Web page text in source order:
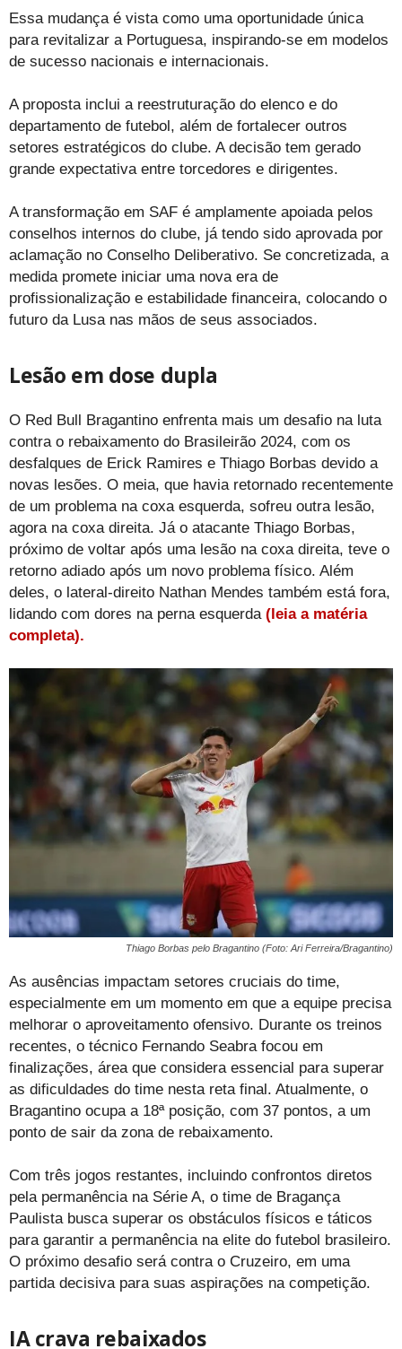
Essa mudança é vista como uma oportunidade única
para revitalizar a Portuguesa, inspirando-se em modelos
de sucesso nacionais e internacionais.
A proposta inclui a reestruturação do elenco e do
departamento de futebol, além de fortalecer outros
setores estratégicos do clube. A decisão tem gerado
grande expectativa entre torcedores e dirigentes.
A transformação em SAF é amplamente apoiada pelos
conselhos internos do clube, já tendo sido aprovada por
aclamação no Conselho Deliberativo. Se concretizada, a
medida promete iniciar uma nova era de
profissionalização e estabilidade financeira, colocando o
futuro da Lusa nas mãos de seus associados.
Lesão em dose dupla
O Red Bull Bragantino enfrenta mais um desafio na luta
contra o rebaixamento do Brasileirão 2024, com os
desfalques de Erick Ramires e Thiago Borbas devido a
novas lesões. O meia, que havia retornado recentemente
de um problema na coxa esquerda, sofreu outra lesão,
agora na coxa direita. Já o atacante Thiago Borbas,
próximo de voltar após uma lesão na coxa direita, teve o
retorno adiado após um novo problema físico. Além
deles, o lateral-direito Nathan Mendes também está fora,
lidando com dores na perna esquerda (leia a matéria
completa).
Thiago Borbas pelo Bragantino (Foto: Ari Ferreira/Bragantino)
As ausências impactam setores cruciais do time,
especialmente em um momento em que a equipe precisa
melhorar o aproveitamento ofensivo. Durante os treinos
recentes, o técnico Fernando Seabra focou em
finalizações, área que considera essencial para superar
as dificuldades do time nesta reta final. Atualmente, o
Bragantino ocupa a 18ª posição, com 37 pontos, a um
ponto de sair da zona de rebaixamento.
Com três jogos restantes, incluindo confrontos diretos
pela permanência na Série A, o time de Bragança
Paulista busca superar os obstáculos físicos e táticos
para garantir a permanência na elite do futebol brasileiro.
O próximo desafio será contra o Cruzeiro, em uma
partida decisiva para suas aspirações na competição.
IA crava rebaixados